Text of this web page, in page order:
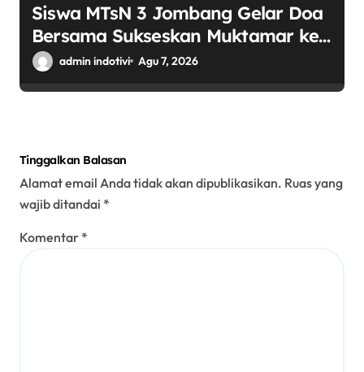
Siswa MTsN 3 Jombang Gelar Doa
Bersama Sukseskan Muktamar ke-
35 NU di Tambakberas
admin indotivi Agu 7, 2026
Tinggalkan Balasan
Alamat email Anda tidak akan dipublikasikan. Ruas yang
wajib ditandai *
Komentar *